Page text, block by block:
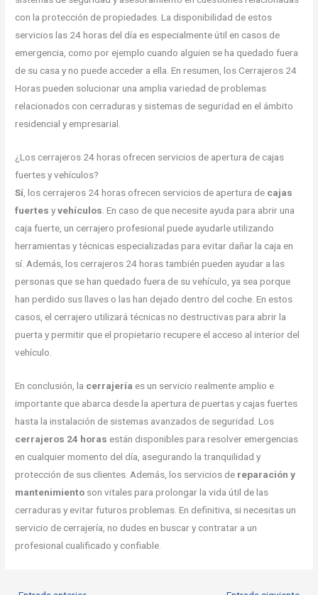
con la protección de propiedades. La disponibilidad de estos
servicios las 24 horas del día es especialmente útil en casos de
emergencia, como por ejemplo cuando alguien se ha quedado fuera
de su casa y no puede acceder a ella. En resumen, los Cerrajeros 24
Horas pueden solucionar una amplia variedad de problemas
relacionados con cerraduras y sistemas de seguridad en el ámbito
residencial y empresarial.
¿Los cerrajeros 24 horas ofrecen servicios de apertura de cajas
fuertes y vehículos?
Sí , los cerrajeros 24 horas ofrecen servicios de apertura de cajas
fuertes yvehículos . En caso de que necesite ayuda para abrir una
caja fuerte, un cerrajero profesional puede ayudarle utilizando
herramientas y técnicas especializadas para evitar dañar la caja en
sí. Además, los cerrajeros 24 horas también pueden ayudar a las
personas que se han quedado fuera de su vehículo, ya sea porque
han perdido sus llaves o las han dejado dentro del coche. En estos
casos, el cerrajero utilizará técnicas no destructivas para abrir la
puerta y permitir que el propietario recupere el acceso al interior del
vehículo.
En conclusión, la cerrajería es un servicio realmente amplio e
importante que abarca desde la apertura de puertas y cajas fuertes
hasta la instalación de sistemas avanzados de seguridad. Los
cerrajeros 24 horas están disponibles para resolver emergencias
en cualquier momento del día, asegurando la tranquilidad y
protección de sus clientes. Además, los servicios de reparación y
mantenimiento son vitales para prolongar la vida útil de las
cerraduras y evitar futuros problemas. En definitiva, si necesitas un
servicio de cerrajería, no dudes en buscar y contratar a un
profesional cualificado y confiable.